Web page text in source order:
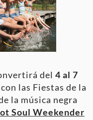
del 4 al 7
las Fiestas de la
la música negra
Soul Weekender